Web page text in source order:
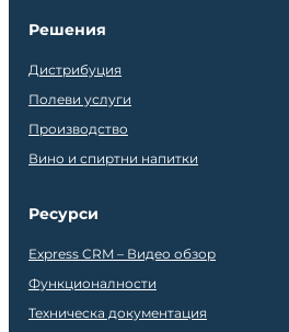
Решения
Дистрибуция
Полеви услуги
Производство
Вино и спиртни напитки
Ресурси
Express CRM – Видео обзор
Функционалности
Техническа документация